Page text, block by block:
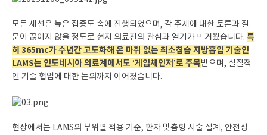
모든 세션은 높은 집중도 속에 진행되었으며, 각 주제에 대한 토론과 질
문이 끊이지 않을 정도로 현지 의료진의 관심과 열기가 뜨거웠습니다. 특
히 365mc가 수년간 고도화해 온 마취 없는 최소침습 지방흡입 기술인
LAMS는 인도네시아 의료계에서도 ‘게임체인저’로 주목받으며, 실질적
인 기술 협업에 대한 논의까지 이어졌습니다.
현장에서는 LAMS의 부위별 적용 기준, 환자 맞춤형 시술 설계, 안전성